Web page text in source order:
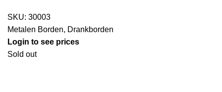
SKU: 30003
Metalen Borden, Drankborden
Login to see prices
Sold out